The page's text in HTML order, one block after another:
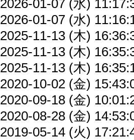
2026-01-07 (水)
2026-01-07 (水)
2025-11-13 (木)
2025-11-13 (木)
2025-11-13 (木)
2020-10-02 (金)
2020-09-18 (金)
2020-08-28 (金)
2019-05-14 (火)